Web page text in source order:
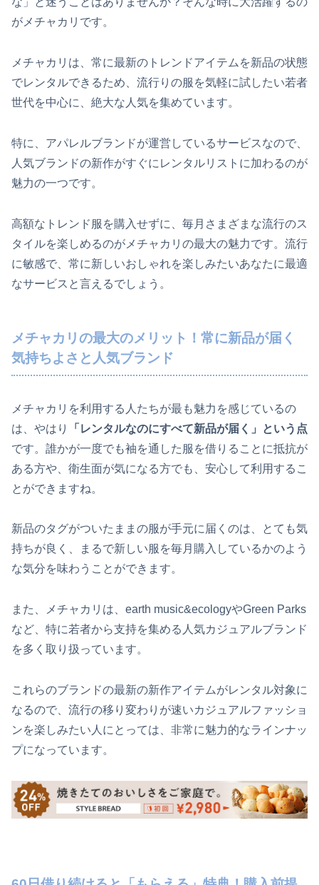
がメチャカリです。
メチャカリは、常に最新のトレンドアイテムを新品の状態
でレンタルできるため、流行りの服を気軽に試したい若者
世代を中心に、絶大な人気を集めています。
特に、アパレルブランドが運営しているサービスなので、
人気ブランドの新作がすぐにレンタルリストに加わるのが
魅力の一つです。
高額なトレンド服を購入せずに、毎月さまざまな流行のス
タイルを楽しめるのがメチャカリの最大の魅力です。流行
に敏感で、常に新しいおしゃれを楽しみたいあなたに最適
なサービスと言えるでしょう。
メチャカリの最大のメリット！常に新品が届く
気持ちよさと人気ブランド
メチャカリを利用する人たちが最も魅力を感じているの
は、やはり
「レンタルなのにすべて新品が届く」という点
です。誰かが一度でも袖を通した服を借りることに抵抗が
ある方や、衛生面が気になる方でも、安心して利用するこ
とができますね。
新品のタグがついたままの服が手元に届くのは、とても気
持ちが良く、まるで新しい服を毎月購入しているかのよう
な気分を味わうことができます。
また、メチャカリは、earth music&ecologyやGreen Parks
など、特に若者から支持を集める人気カジュアルブランド
を多く取り扱っています。
これらのブランドの最新の新作アイテムがレンタル対象に
なるので、流行の移り変わりが速いカジュアルファッショ
ンを楽しみたい人にとっては、非常に魅力的なラインナッ
プになっています。